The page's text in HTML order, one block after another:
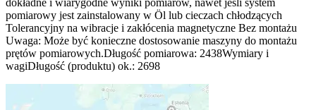
pomiarowy jest zainstalowany w Öl lub cieczach chłodzących
Tolerancyjny na wibracje i zakłócenia magnetyczne Bez montażu
Uwaga: Może być konieczne dostosowanie maszyny do montażu
prętów pomiarowych.Długość pomiarowa: 2438Wymiary i
wagiDługość (produktu) ok.: 2698